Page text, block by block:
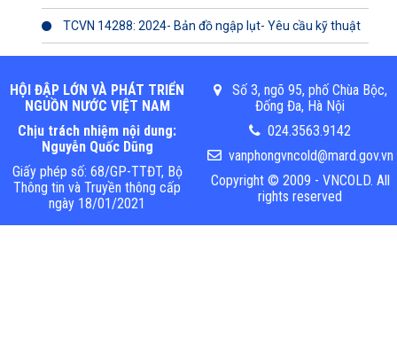
TCVN 14288: 2024- Bản đồ ngập lụt- Yêu cầu kỹ thuật
HỘI ĐẬP LỚN VÀ PHÁT TRIỂN
NGUỒN NƯỚC VIỆT NAM
Chịu trách nhiệm nội dung:
Nguyễn Quốc Dũng
Giấy phép số: 68/GP-TTĐT, Bộ
Thông tin và Truyền thông cấp
ngày 18/01/2021
Số 3, ngõ 95, phố Chùa Bộc,
Đống Đa, Hà Nội
024.3563.9142
vanphongvncold@mard.gov.vn
Copyright © 2009 - VNCOLD. All
rights reserved